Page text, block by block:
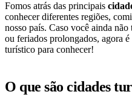
Fomos atrás das principais
conhecer diferentes regiões,
nosso país. Caso você ainda
ou feriados prolongados, agora
turístico para conhecer!
O que são cidades